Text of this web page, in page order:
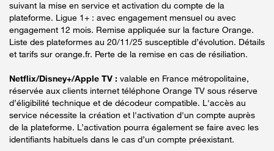
suivant la mise en service et activation du compte de la
plateforme. Ligue 1+ : avec engagement mensuel ou avec
engagement 12 mois. Remise appliquée sur la facture Orange.
Liste des plateformes au 20/11/25 susceptible d’évolution. Détails
et tarifs sur orange.fr. Perte de la remise en cas de résiliation.
Netflix/Disney+/Apple TV : valable en France métropolitaine,
réservée aux clients internet téléphone Orange TV sous réserve
d’éligibilité technique et de décodeur compatible. L'accès au
service nécessite la création et l'activation d'un compte auprès
de la plateforme. L’activation pourra également se faire avec les
identifiants habituels dans le cas d’un compte préexistant.